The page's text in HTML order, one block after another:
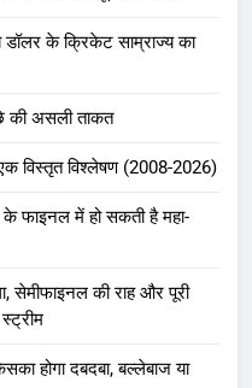
के क्रिकेट साम्राज्य का
की असली ताकत
विस्तृत विश्लेषण (2008-2026)
फाइनल में हो सकती है महा-
सेमीफाइनल की राह और पूरी
होगा दबदबा, बल्लेबाज या
2026: 18.5 अरब डॉलर
क्रिकेट
फ्रेंचाइजी के पीछे की
क्रिकेट
की सबसे असफल टीमें: एक